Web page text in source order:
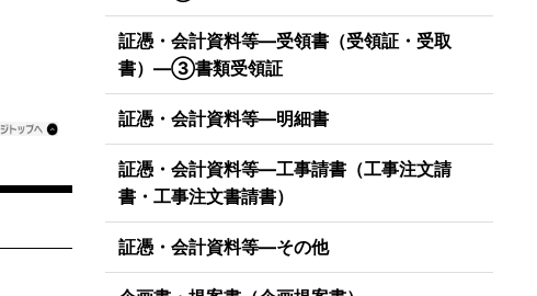
証憑・会計資料等―受領書（受領証・受取
書）―③書類受領証
証憑・会計資料等―明細書
証憑・会計資料等―工事請書（工事注文請
書・工事注文書請書）
証憑・会計資料等―その他